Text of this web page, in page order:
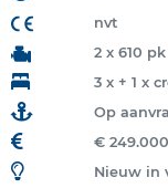
nvt
2 x 610
3 x + 1 x
Op
€ 249.000
Nieuw in